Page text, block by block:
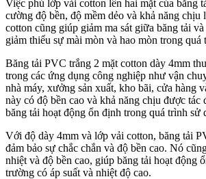
Việc phủ lớp vải cotton lên hai mặt của băng
cường độ bền, độ mềm dẻo và khả năng chịu
cotton cũng giúp giảm ma sát giữa băng tải
giảm thiểu sự mài mòn và hao mòn trong quá
Băng tải PVC trắng 2 mặt cotton dày 4mm
trong các ứng dụng công nghiệp như vận
nhà máy, xưởng sản xuất, kho bãi, cửa hàng
này có độ bền cao và khả năng chịu được tác
băng tải hoạt động ổn định trong quá trình sử
Với độ dày 4mm và lớp vải cotton, băng tải
đảm bảo sự chắc chắn và độ bền cao. Nó
nhiệt và độ bền cao, giúp băng tải hoạt động
trường có áp suất và nhiệt độ cao.